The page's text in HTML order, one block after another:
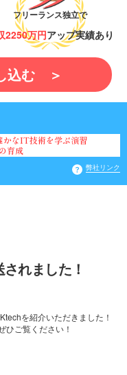
フリーランス独立で
2250万円アップ実績あり
込む ＞
かなIT技術を学ぶ演習
育成
弊社リンク
れました！
を紹介いただきました！
ひご覧ください！